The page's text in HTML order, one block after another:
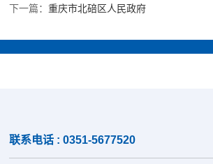
下一篇：重庆市北碚区人民政府
联系电话 : 0351-5677520